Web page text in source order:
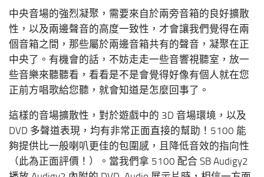
中央音場的強烈凝聚，需要來自於兩旁音箱的良好擴散
性，以及兩邊聲音的高度一致性，才會讓我們覺得在兩
個音箱之間，那些屬於兩邊音箱共有的聲音，凝聚在正
中央了。有機會的話，不妨走走一些音響視聽室，放一
些音樂來聽聽看，看看是不是會覺得好像有個人就在您
正前方唱歌給您聽，就會知道是怎麼回事了。
這樣的音場擴散性，對於遊戲中的 3D 音場環境，以及
DVD 多聲道表現，均有非常正面直接的幫助！5100 能
夠提供比一般喇叭更佳的包圍感，且降低音效的指向性
（此為正面評價！）。當我們拿 5100 配合 SB Audigy2